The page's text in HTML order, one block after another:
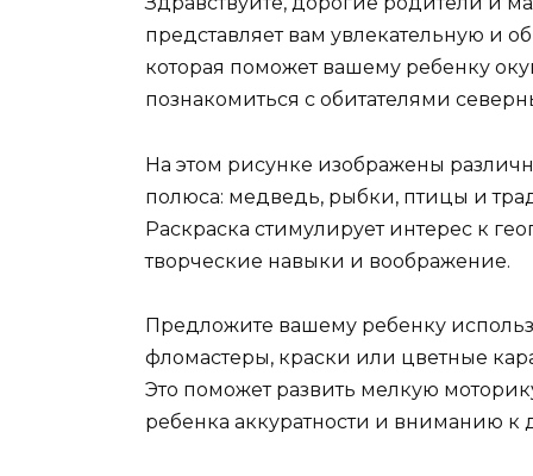
представляет вам увлекательную и
которая поможет вашему ребенку
познакомиться с обитателями
На этом рисунке изображены
полюса: медведь, рыбки, птицы и
Раскраска стимулирует интерес к
творческие навыки и воображение.
Предложите вашему ребенку
фломастеры, краски или цветные
Это поможет развить мелкую
ребенка аккуратности и вниманию к